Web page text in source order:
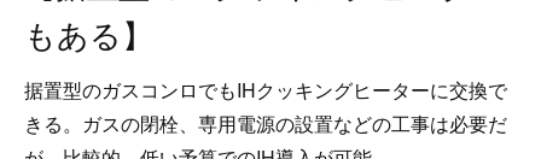
もある】
据置型のガスコンロでもIHクッキングヒーターに交換で
きる。ガスの閉栓、専用電源の設置などの工事は必要だ